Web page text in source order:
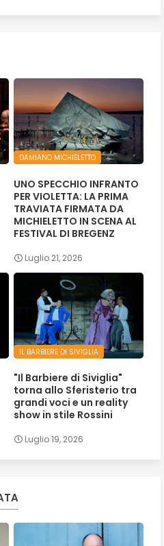
DAMIANO MICHIELETTO
UNO SPECCHIO INFRANTO
PER VIOLETTA: LA PRIMA
TRAVIATA FIRMATA DA
MICHIELETTO IN SCENA AL
FESTIVAL DI BREGENZ
Luglio 21, 2026
IL BARBIERE DI SIVIGLIA
"Il Barbiere di Siviglia"
torna allo Sferisterio tra
grandi voci e un reality
show in stile Rossini
Luglio 19, 2026